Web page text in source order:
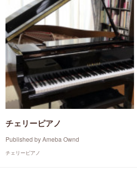
チェリーピアノ
Published by Ameba Ownd
チェリーピアノ